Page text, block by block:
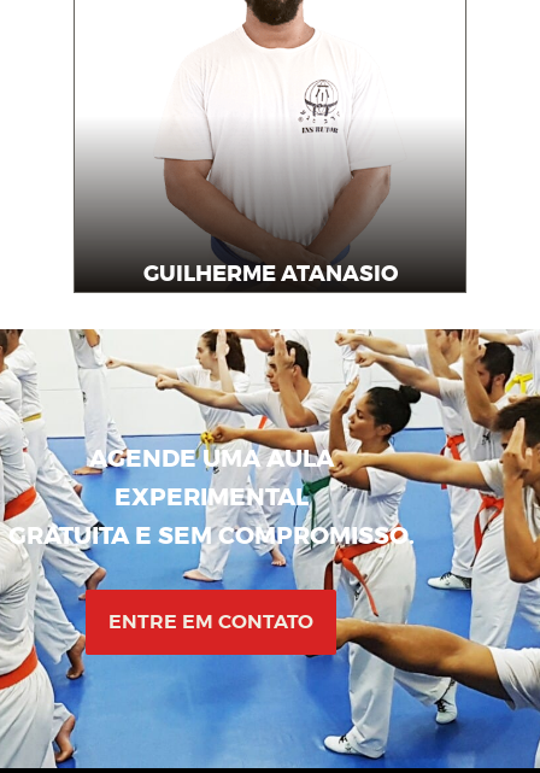
GUILHERME ATANASIO
Instrutor
AGENDE UMA AULA
EXPERIMENTAL
GRATUITA E SEM COMPROMISSO.
ENTRE EM CONTATO